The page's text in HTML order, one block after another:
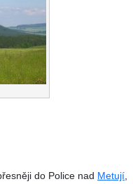
do Police nad Metují,